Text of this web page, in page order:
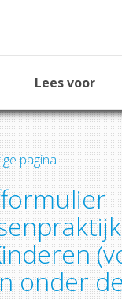
Lees voor
pagina
onder